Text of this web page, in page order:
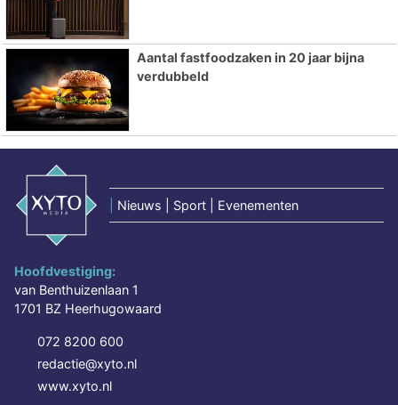
Aantal fastfoodzaken in 20 jaar bijna
verdubbeld
Nieuws | Sport | Evenementen
Hoofdvestiging:
van Benthuizenlaan 1
1701 BZ Heerhugowaard
072 8200 600
redactie@xyto.nl
www.xyto.nl